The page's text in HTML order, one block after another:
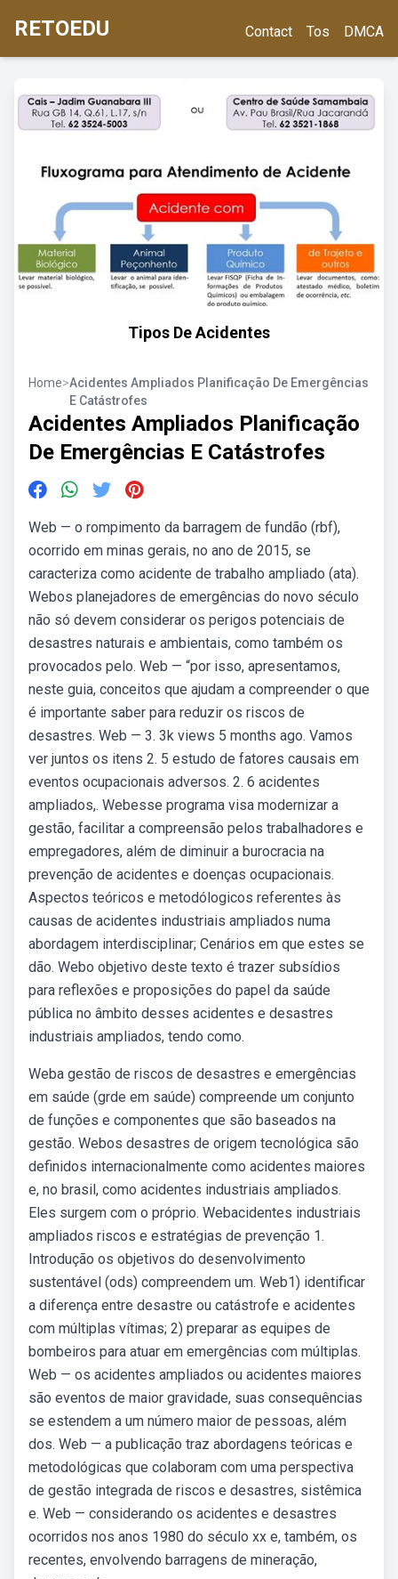
RETOEDU Contact Tos DMCA
Tipos De Acidentes
Home>Acidentes Ampliados Planificação De Emergências
E Catástrofes
Acidentes Ampliados Planificação
De Emergências E Catástrofes
Web — o rompimento da barragem de fundão (rbf),
ocorrido em minas gerais, no ano de 2015, se
caracteriza como acidente de trabalho ampliado (ata).
Webos planejadores de emergências do novo século
não só devem considerar os perigos potenciais de
desastres naturais e ambientais, como também os
provocados pelo. Web — “por isso, apresentamos,
neste guia, conceitos que ajudam a compreender o que
é importante saber para reduzir os riscos de
desastres. Web — 3. 3k views 5 months ago. Vamos
ver juntos os itens 2. 5 estudo de fatores causais em
eventos ocupacionais adversos. 2. 6 acidentes
ampliados,. Webesse programa visa modernizar a
gestão, facilitar a compreensão pelos trabalhadores e
empregadores, além de diminuir a burocracia na
prevenção de acidentes e doenças ocupacionais.
Aspectos teóricos e metodólogicos referentes às
causas de acidentes industriais ampliados numa
abordagem interdisciplinar; Cenários em que estes se
dão. Webo objetivo deste texto é trazer subsídios
para reflexões e proposições do papel da saúde
pública no âmbito desses acidentes e desastres
industriais ampliados, tendo como.
Weba gestão de riscos de desastres e emergências
em saúde (grde em saúde) compreende um conjunto
de funções e componentes que são baseados na
gestão. Webos desastres de origem tecnológica são
definidos internacionalmente como acidentes maiores
e, no brasil, como acidentes industriais ampliados.
Eles surgem com o próprio. Webacidentes industriais
ampliados riscos e estratégias de prevenção 1.
Introdução os objetivos do desenvolvimento
sustentável (ods) compreendem um. Web1) identificar
a diferença entre desastre ou catástrofe e acidentes
com múltiplas vítimas; 2) preparar as equipes de
bombeiros para atuar em emergências com múltiplas.
Web — os acidentes ampliados ou acidentes maiores
são eventos de maior gravidade, suas consequências
se estendem a um número maior de pessoas, além
dos. Web — a publicação traz abordagens teóricas e
metodológicas que colaboram com uma perspectiva
de gestão integrada de riscos e desastres, sistêmica
e. Web — considerando os acidentes e desastres
ocorridos nos anos 1980 do século xx e, também, os
recentes, envolvendo barragens de mineração,